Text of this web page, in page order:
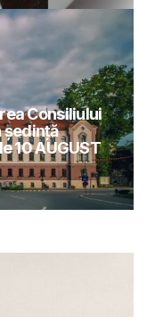
Consiliului
şedinţă
10 AUGUST